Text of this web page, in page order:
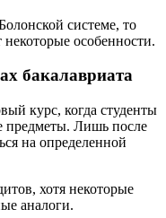
системе, то
особенности.
бакалавриата
курс, когда студенты
предметы. Лишь после
на определенной
хотя некоторые
аналоги.